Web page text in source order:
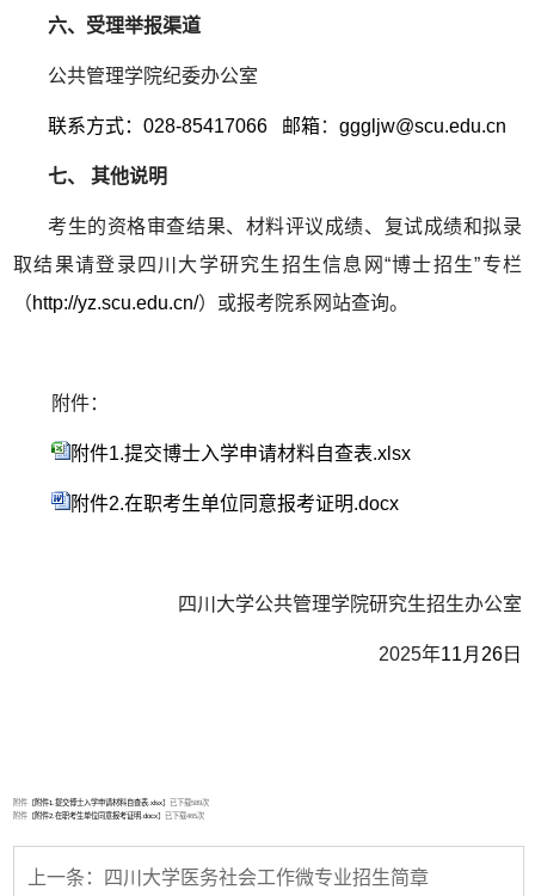
六、受理举报渠道
公共管理学院纪委办公室
联系方式：028-85417066 邮箱：gggljw@scu.edu.cn
七、 其他说明
考生的资格审查结果、材料评议成绩、复试成绩和拟录
取结果请登录四川大学研究生招生信息网“博士招生”专栏
（http://yz.scu.edu.cn/）或报考院系网站查询。
附件：
附件1.提交博士入学申请材料自查表.xlsx
附件2.在职考生单位同意报考证明.docx
四川大学公共管理学院研究生招生办公室
2025年11月26日
附件【附件1.提交博士入学申请材料自查表.xlsx】已下载589次
附件【附件2.在职考生单位同意报考证明.docx】已下载465次
上一条：四川大学医务社会工作微专业招生简章